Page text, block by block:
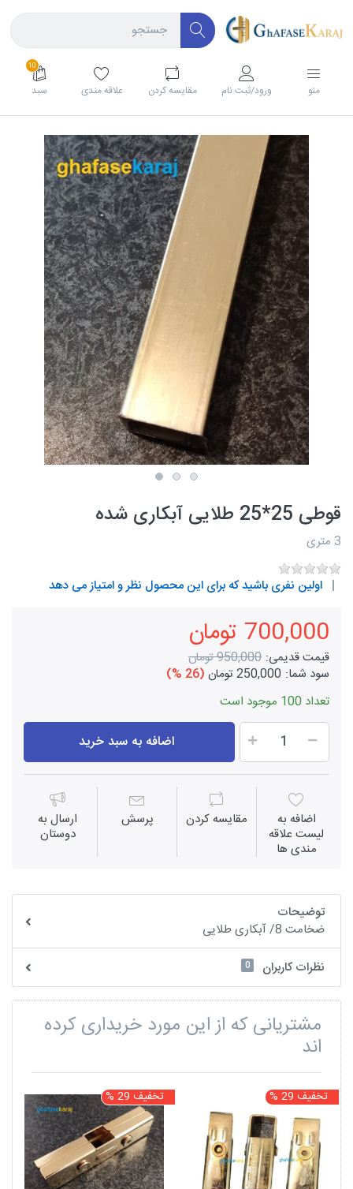
منو ورود/ثبت نام مقايسه كردن علاقه مندی
10
سبد
قوطی 25*25 طلایی آبکاری شده
3 متری
اولین نفری باشید که برای این محصول نظر و امتیاز می دهد
700,000 تومان
قیمت قدیمی: 950,000 تومان
سود شما: 250,000 تومان
(26 %)
تعداد 100 موجود است
اضافه به سبد خرید
اضافه به
لیست علاقه
مندی ها
مقايسه كردن پرسش ارسال به
دوستان
توضیحات
ضخامت 8/ آبکاری طلایی
نظرات کاربران
0
مشتریانی که از این مورد خریداری کرده
اند
تخفیف 29 % تخفیف 29 %